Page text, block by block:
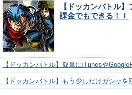
【ドッカンバトル
課金でもできる！！
【ドッカンバトル】簡単にiTunesや
【ドッカンバトル】もう少しだけガシャ